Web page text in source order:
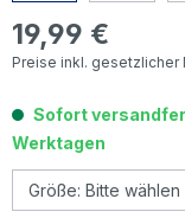
Regulärer Preis:
19,99 €
Preise inkl. gesetzlicher
Sofort
Werktagen